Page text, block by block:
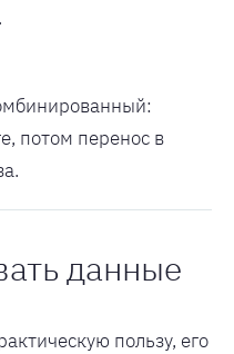
потом перенос в
данные
пользу, его